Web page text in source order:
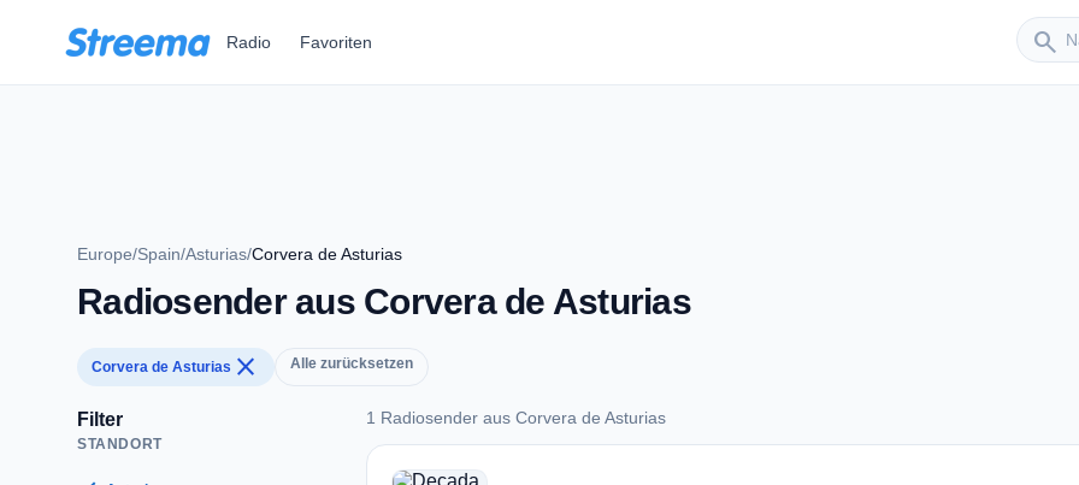
Radio Favoriten search
Sender
Europe/Spain/Asturias/Corvera de Asturias
Radiosender aus Corvera de Asturias
Corvera de Asturias close Alle zurücksetzen
Filter
STANDORT
1 Radiosender aus Corvera de Asturias
1 Radiosender aus Corvera de Asturias